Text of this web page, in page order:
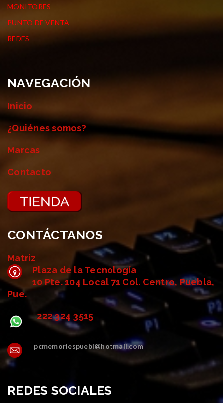
MONITORES
PUNTO DE VENTA
REDES
NAVEGACIÓN
Inicio
¿Quiénes somos?
Marcas
Contacto
CONTÁCTANOS
Matriz
Plaza de la Tecnología
10 Pte. 104 Local 71 Col. Centro, Puebla,
Pue.
222 324 3515
pcmemoriespuebl@hotmail.com
REDES SOCIALES